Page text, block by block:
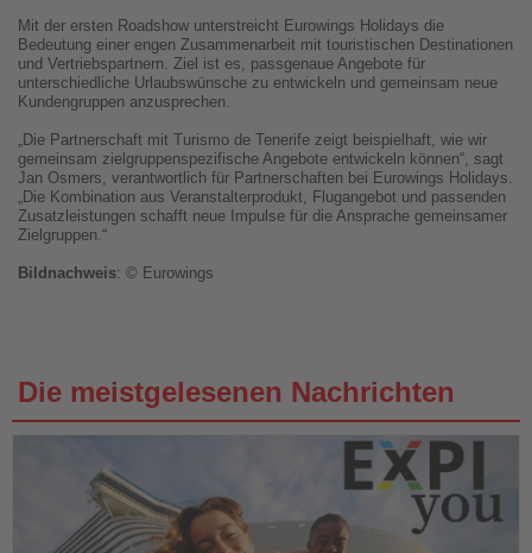
Mit der ersten Roadshow unterstreicht Eurowings Holidays die
Bedeutung einer engen Zusammenarbeit mit touristischen Destinationen
und Vertriebspartnern. Ziel ist es, passgenaue Angebote für
unterschiedliche Urlaubswünsche zu entwickeln und gemeinsam neue
Kundengruppen anzusprechen.
„Die Partnerschaft mit Turismo de Tenerife zeigt beispielhaft, wie wir
gemeinsam zielgruppenspezifische Angebote entwickeln können“, sagt
Jan Osmers, verantwortlich für Partnerschaften bei Eurowings Holidays.
„Die Kombination aus Veranstalterprodukt, Flugangebot und passenden
Zusatzleistungen schafft neue Impulse für die Ansprache gemeinsamer
Zielgruppen.“
Bildnachweis: © Eurowings
Die meistgelesenen Nachrichten